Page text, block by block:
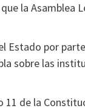
la Asamblea
Estado por
sobre las
de la